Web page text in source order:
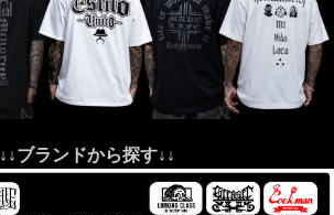
↓↓ブランドから探す↓↓